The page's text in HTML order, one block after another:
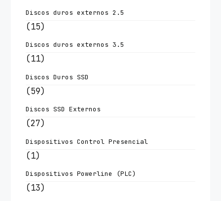
Discos duros externos 2.5
(15)
Discos duros externos 3.5
(11)
Discos Duros SSD
(59)
Discos SSD Externos
(27)
Dispositivos Control Presencial
(1)
Dispositivos Powerline (PLC)
(13)